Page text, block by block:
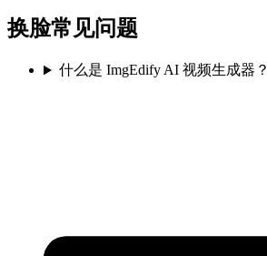
换脸常见问题
什么是 ImgEdify AI 视频生成器？